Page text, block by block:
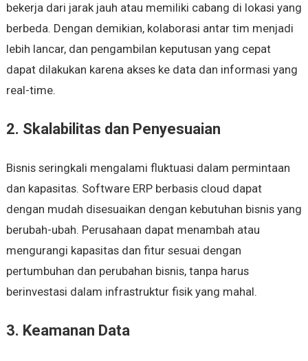
bekerja dari jarak jauh atau memiliki cabang di lokasi yang
berbeda. Dengan demikian, kolaborasi antar tim menjadi
lebih lancar, dan pengambilan keputusan yang cepat
dapat dilakukan karena akses ke data dan informasi yang
real-time.
2. Skalabilitas dan Penyesuaian
Bisnis seringkali mengalami fluktuasi dalam permintaan
dan kapasitas. Software ERP berbasis cloud dapat
dengan mudah disesuaikan dengan kebutuhan bisnis yang
berubah-ubah. Perusahaan dapat menambah atau
mengurangi kapasitas dan fitur sesuai dengan
pertumbuhan dan perubahan bisnis, tanpa harus
berinvestasi dalam infrastruktur fisik yang mahal.
3. Keamanan Data